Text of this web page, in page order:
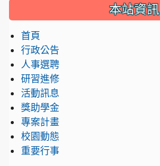
::: 本站資訊
首頁
行政公告
人事選聘
研習進修
活動訊息
獎助學金
專案計畫
校園動態
重要行事